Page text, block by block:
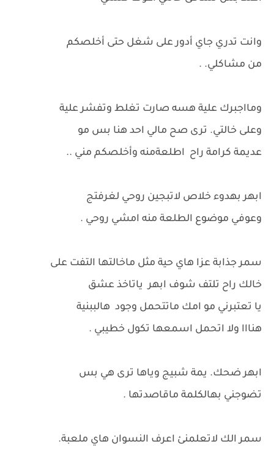
وانت تدري جاي أدور على شغل حتى أخلصكم
من مشاكلي. .
ومااجبرك علية هسه صارت تغلط وتفشر علية
وعلى خالتي. ترى صح مالي احد هنا بس مو
عديمة كرامة راح اطلعةمنه وأخلصكم مني ..
ابهر بهدوء خلاص لاتبجين روحي لغرفتج
وعوفي موضوع الطلعة منه امشي روحي .
سمر جذابة عزا هاي حية مثل ماخالتها التفت على
خالك راح تلتف شوف ابهر ياتاخذ عشق
يا تعتبرني مو امك ماتتحمل وجود هالببنية
هنااا ولا اتحمل اسمعها تكول خطيبي .
ابهر ضحك. يمة شبيج وياها ترى هي بس
تضوجني بهالكلمة ماقاصدتها .
سمر الك لاتعلمنئ اعرف النسوان هاي ملعبة.